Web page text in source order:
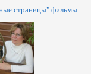
страницы" фильмы: